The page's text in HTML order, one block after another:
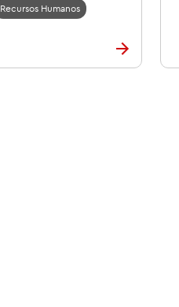
Recursos Humanos